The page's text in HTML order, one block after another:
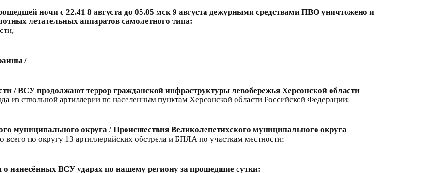
ночи с 22.41 8 августа до 05.05 мск 9 августа дежурными средствами ПВО уничтожено и
летательных аппаратов самолетного типа:
/
/ ВСУ продолжают террор гражданской инфраструктуры левобережья Херсонской области
из ствольной артиллерии по населенным пунктам Херсонской области Российской Федерации:
муниципального округа / Происшествия Великолепетихского муниципального округа
всего по округу 13 артиллерийских обстрела и БПЛА по участкам местности;
нанесённых ВСУ ударах по нашему региону за прошедшие сутки: